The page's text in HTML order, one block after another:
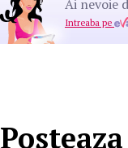
Ai nevoie
Intreaba pe